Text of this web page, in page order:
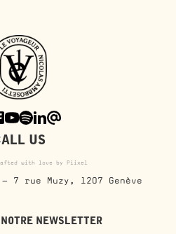
US
with love by Piixel
7 rue Muzy, 1207 Genève
NEWSLETTER